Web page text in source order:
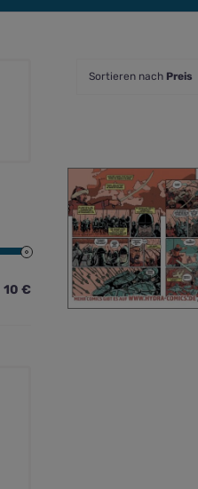
Sortieren nach Preis
10 €